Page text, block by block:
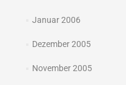
Januar 2006
Dezember 2005
November 2005